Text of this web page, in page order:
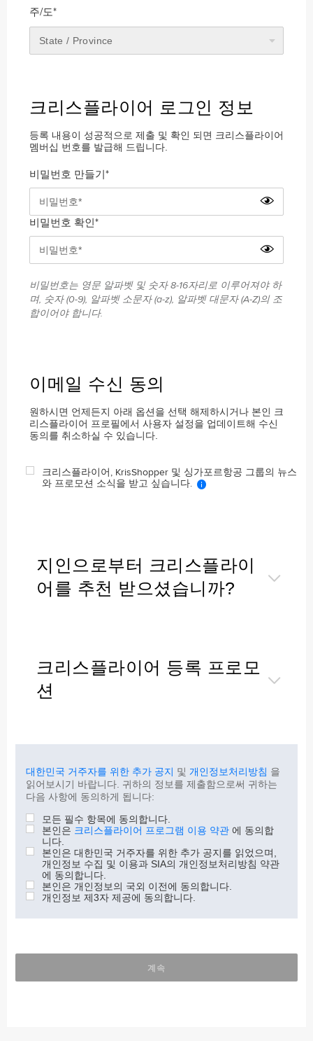
주/도*
크리스플라이어 로그인 정보
등록 내용이 성공적으로 제출 및 확인 되면 크리스플라이어
멤버십 번호를 발급해 드립니다.
비밀번호 만들기*
비밀번호 확인*
비밀번호는 영문 알파벳 및 숫자 8-16자리로 이루어져야 하
며, 숫자 (0-9), 알파벳 소문자 (a-z), 알파벳 대문자 (A-Z)의 조
합이어야 합니다.
이메일 수신 동의
원하시면 언제든지 아래 옵션을 선택 해제하시거나 본인 크
리스플라이어 프로필에서 사용자 설정을 업데이트해 수신
동의를 취소하실 수 있습니다.
크리스플라이어, KrisShopper 및 싱가포르항공 그룹의 뉴스
와 프로모션 소식을 받고 싶습니다.
지인으로부터 크리스플라이
어를 추천 받으셨습니까?
크리스플라이어 등록 프로모
션
대한민국 거주자를 위한 추가 공지 및 개인정보처리방침 을
읽어보시기 바랍니다. 귀하의 정보를 제출함으로써 귀하는
다음 사항에 동의하게 됩니다:
모든 필수 항목에 동의합니다.
본인은 크리스플라이어 프로그램 이용 약관 에 동의합
니다.
본인은 대한민국 거주자를 위한 추가 공지를 읽었으며,
개인정보 수집 및 이용과 SIA의 개인정보처리방침 약관
에 동의합니다.
본인은 개인정보의 국외 이전에 동의합니다.
개인정보 제3자 제공에 동의합니다.